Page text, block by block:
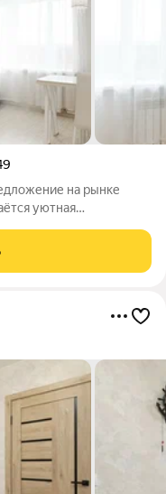
на рынке
уютная
улица, 49.